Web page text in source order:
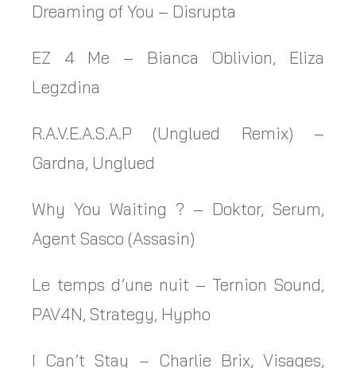
Dreaming of You – Disrupta
EZ 4 Me – Bianca Oblivion, Eliza
Legzdina
R.A.V.E.A.S.A.P (Unglued Remix) –
Gardna, Unglued
Why You Waiting ? – Doktor, Serum,
Agent Sasco (Assasin)
Le temps d’une nuit – Ternion Sound,
PAV4N, Strategy, Hypho
I Can’t Stay – Charlie Brix, Visages,